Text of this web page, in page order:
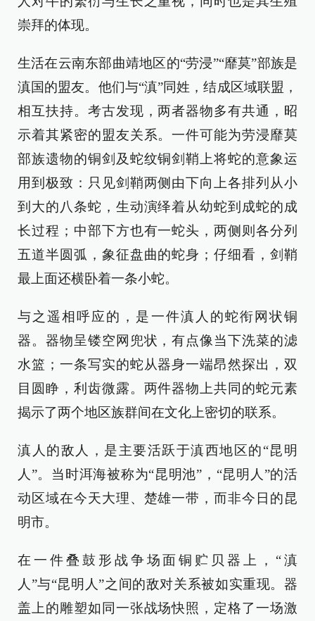
崇拜的体现。
生活在云南东部曲靖地区的“劳浸”“靡莫”部族是
滇国的盟友。他们与“滇”同姓，结成区域联盟，
相互扶持。考古发现，两者器物多有共通，昭
示着其紧密的盟友关系。一件可能为劳浸靡莫
部族遗物的铜剑及蛇纹铜剑鞘上将蛇的意象运
用到极致：只见剑鞘两侧由下向上各排列从小
到大的八条蛇，生动演绎着从幼蛇到成蛇的成
长过程；中部下方也有一蛇头，两侧则各分列
五道半圆弧，象征盘曲的蛇身；仔细看，剑鞘
最上面还横卧着一条小蛇。
与之遥相呼应的，是一件滇人的蛇衔网状铜
器。器物呈镂空网兜状，有点像当下洗菜的滤
水篮；一条写实的蛇从器身一端昂然探出，双
目圆睁，利齿微露。两件器物上共同的蛇元素
揭示了两个地区族群间在文化上密切的联系。
滇人的敌人，是主要活跃于滇西地区的“昆明
人”。当时洱海被称为“昆明池”，“昆明人”的活
动区域在今天大理、楚雄一带，而非今日的昆
明市。
在一件叠鼓形战争场面铜贮贝器上，“滇
人”与“昆明人”之间的敌对关系被如实重现。器
盖上的雕塑如同一张战场快照，定格了一场激